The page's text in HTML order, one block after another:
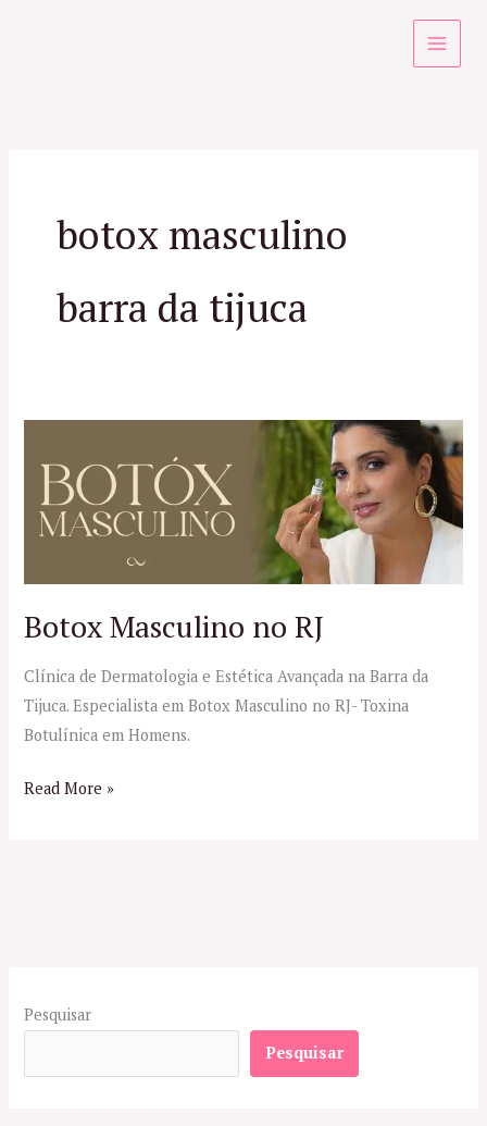
botox masculino
barra da tijuca
Botox Masculino no RJ
Clínica de Dermatologia e Estética Avançada na Barra da
Tijuca. Especialista em Botox Masculino no RJ- Toxina
Botulínica em Homens.
Masculino
Read More »
Pesquisar
Pesquisar